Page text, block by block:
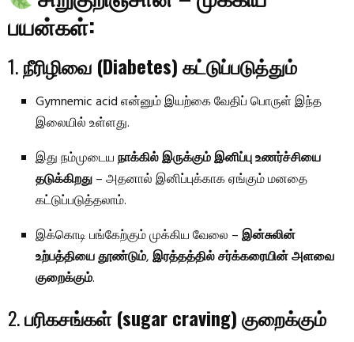
பயன்கள்:
1.நீரிழிவை (Diabetes) கட்டுப்படுத்தும்
Gymnemic acid என்னும் இயற்கை வேதிப் பொருள் இந்த
இலையில் உள்ளது.
இது நம்முடையநாக்கில் இருக்கும் இனிப்பு உணர்ச்சியை
தடுக்கிறது– அதனால் இனிப்புக்காக ஏங்கும் மனதை
கட்டுப்படுத்தலாம்.
இக்கொடி பங்கேற்கும் முக்கிய வேலை –இன்சுலின்
உற்பத்தியை தூண்டும்,இரத்தத்தில் சர்க்கரையின் அளவை
குறைக்கும்.
2.பரிகசங்கள் (sugar craving) குறைக்கும்